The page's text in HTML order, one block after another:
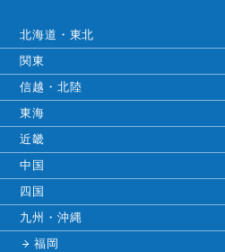
北海道・東北
関東
信越・北陸
東海
近畿
中国
四国
九州・沖縄
福岡